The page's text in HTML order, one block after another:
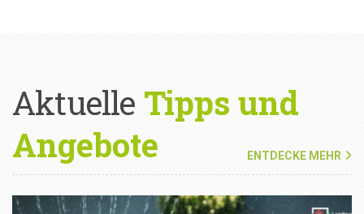
Aktuelle Tipps und
Angebote
ENTDECKE MEHR